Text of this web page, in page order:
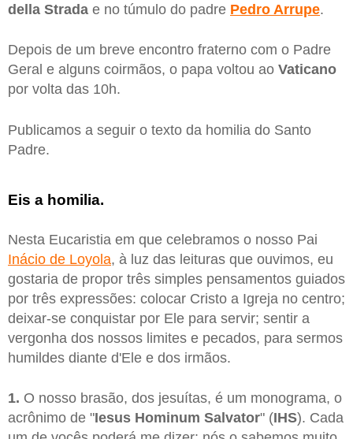
della Strada e no túmulo do padre Pedro Arrupe.
Depois de um breve encontro fraterno com o Padre
Geral e alguns coirmãos, o papa voltou ao Vaticano
por volta das 10h.
Publicamos a seguir o texto da homilia do Santo
Padre.
Eis a homilia.
Nesta Eucaristia em que celebramos o nosso Pai
Inácio de Loyola, à luz das leituras que ouvimos, eu
gostaria de propor três simples pensamentos guiados
por três expressões: colocar Cristo a Igreja no centro;
deixar-se conquistar por Ele para servir; sentir a
vergonha dos nossos limites e pecados, para sermos
humildes diante d'Ele e dos irmãos.
1. O nosso brasão, dos jesuítas, é um monograma, o
acrônimo de "Iesus Hominum Salvator" (IHS). Cada